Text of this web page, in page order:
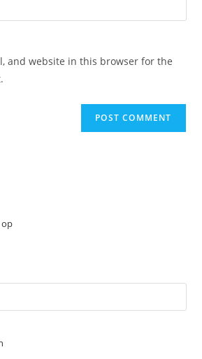
and website in this browser for the